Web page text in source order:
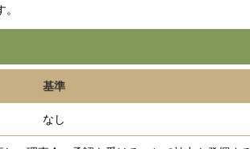
基準
なし